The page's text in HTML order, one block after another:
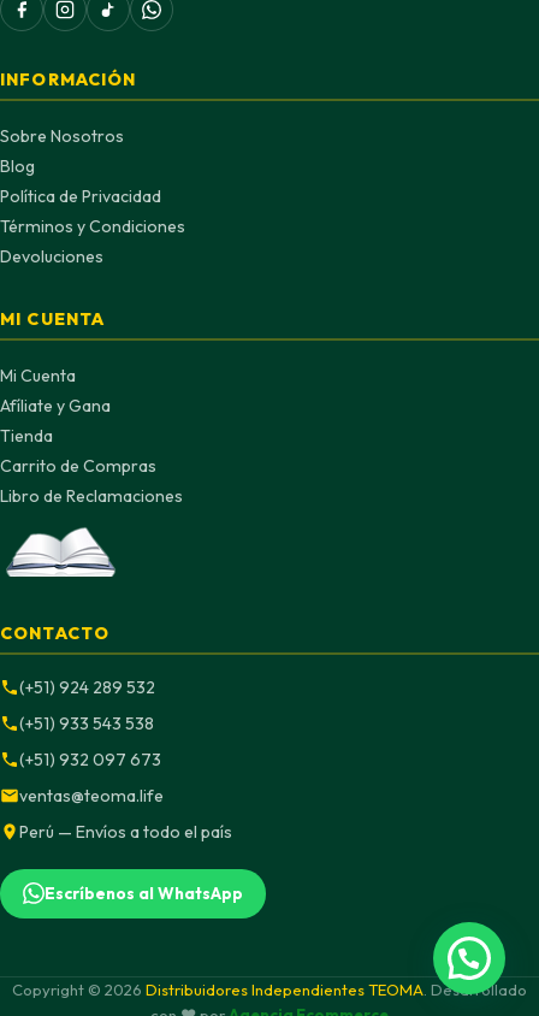
INFORMACIÓN
Sobre Nosotros
Blog
Política de Privacidad
Términos y Condiciones
Devoluciones
MI CUENTA
Mi Cuenta
Afíliate y Gana
Tienda
Carrito de Compras
Libro de Reclamaciones
CONTACTO
(+51) 924 289 532
(+51) 933 543 538
(+51) 932 097 673
ventas@teoma.life
Perú — Envíos a todo el país
Escríbenos al WhatsApp
Copyright © 2026 Distribuidores Independientes TEOMA . Desarrollado